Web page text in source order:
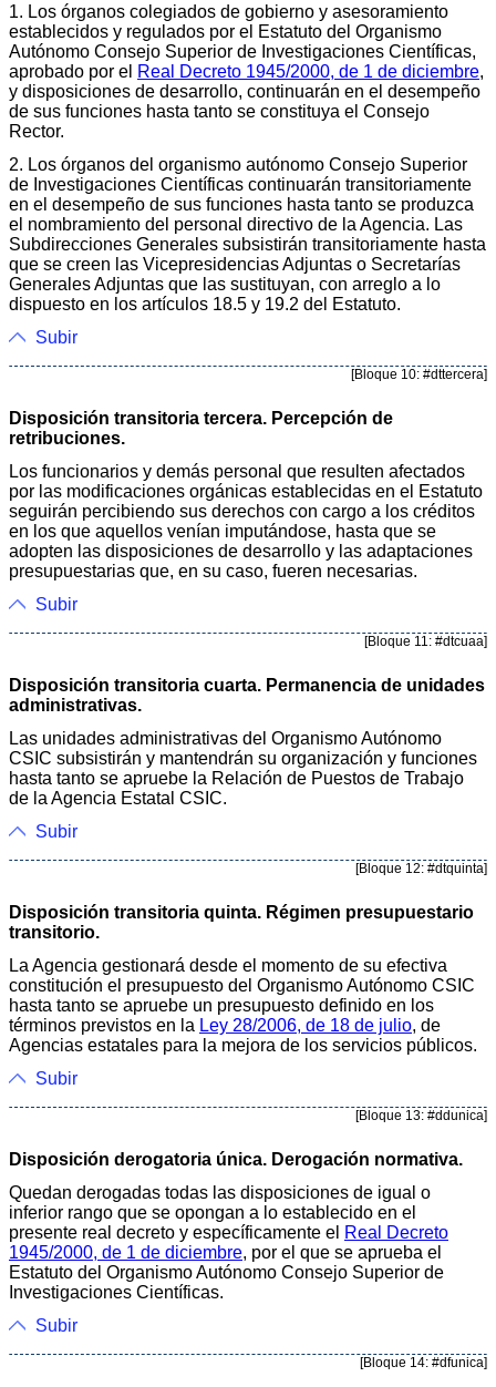
1. Los órganos colegiados de gobierno y asesoramiento
establecidos y regulados por el Estatuto del Organismo
Autónomo Consejo Superior de Investigaciones Científicas,
aprobado por el Real Decreto 1945/2000, de 1 de diciembre,
y disposiciones de desarrollo, continuarán en el desempeño
de sus funciones hasta tanto se constituya el Consejo
Rector.
2. Los órganos del organismo autónomo Consejo Superior
de Investigaciones Científicas continuarán transitoriamente
en el desempeño de sus funciones hasta tanto se produzca
el nombramiento del personal directivo de la Agencia. Las
Subdirecciones Generales subsistirán transitoriamente hasta
que se creen las Vicepresidencias Adjuntas o Secretarías
Generales Adjuntas que las sustituyan, con arreglo a lo
dispuesto en los artículos 18.5 y 19.2 del Estatuto.
Subir
[Bloque 10: #dttercera]
Disposición transitoria tercera. Percepción de
retribuciones.
Los funcionarios y demás personal que resulten afectados
por las modificaciones orgánicas establecidas en el Estatuto
seguirán percibiendo sus derechos con cargo a los créditos
en los que aquellos venían imputándose, hasta que se
adopten las disposiciones de desarrollo y las adaptaciones
presupuestarias que, en su caso, fueren necesarias.
Subir
[Bloque 11: #dtcuaa]
Disposición transitoria cuarta. Permanencia de unidades
administrativas.
Las unidades administrativas del Organismo Autónomo
CSIC subsistirán y mantendrán su organización y funciones
hasta tanto se apruebe la Relación de Puestos de Trabajo
de la Agencia Estatal CSIC.
Subir
[Bloque 12: #dtquinta]
Disposición transitoria quinta. Régimen presupuestario
transitorio.
La Agencia gestionará desde el momento de su efectiva
constitución el presupuesto del Organismo Autónomo CSIC
hasta tanto se apruebe un presupuesto definido en los
términos previstos en la Ley 28/2006, de 18 de julio, de
Agencias estatales para la mejora de los servicios públicos.
Subir
[Bloque 13: #ddunica]
Disposición derogatoria única. Derogación normativa.
Quedan derogadas todas las disposiciones de igual o
inferior rango que se opongan a lo establecido en el
presente real decreto y específicamente el Real Decreto
1945/2000, de 1 de diciembre, por el que se aprueba el
Estatuto del Organismo Autónomo Consejo Superior de
Investigaciones Científicas.
Subir
[Bloque 14: #dfunica]